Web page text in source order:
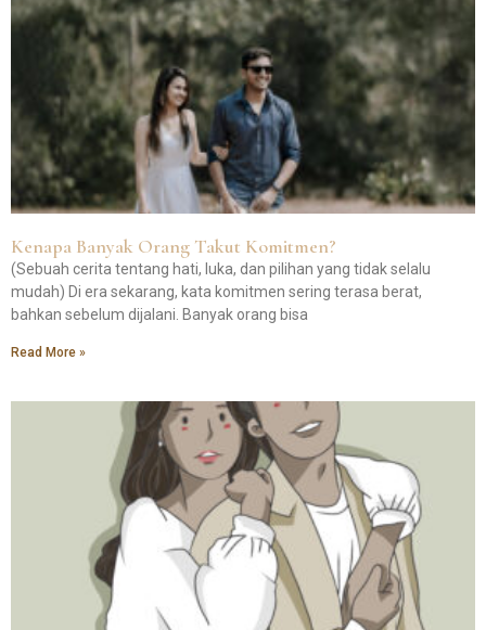
Kenapa Banyak Orang Takut Komitmen?
(Sebuah cerita tentang hati, luka, dan pilihan yang tidak selalu
mudah) Di era sekarang, kata komitmen sering terasa berat,
bahkan sebelum dijalani. Banyak orang bisa
Read More »